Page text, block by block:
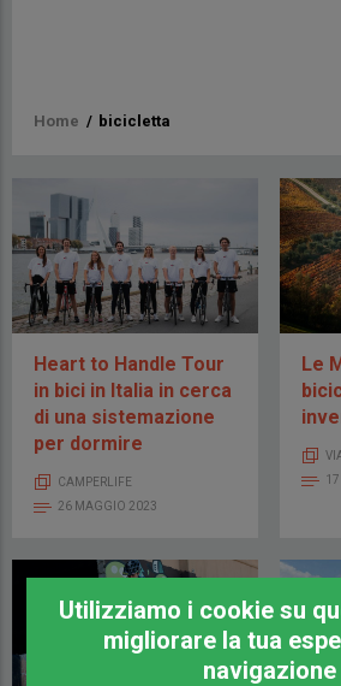
Briciole
pane
Home / bicicletta
Heart to Handle Tour
in bici in Italia in cerca
di una sistemazione
per dormire
CAMPERLIFE
26 MAGGIO 2023
Le
Utilizziamo i cookie su
migliorare la tua
navigazione